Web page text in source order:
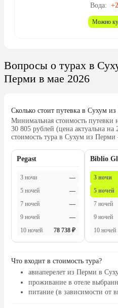
Вода:
Можно
Вопросы о турах в
Перми в мае 2026
Сколько стоит путевка в Сухум
Минимальная стоимость
30 805 рублей (цена актуальна
стоимость тура в Сухум из
Pegast
3 ночи
—
5 ночей
—
7 ночей
—
9 ночей
—
10 ночей
78 738 ₽
Biblio
3 ночи
5 ночей
7 ночей
9 ночей
10 ночей
Что входит в стоимость тура?
авиаперелет из Перми в
проживание в отеле
питание (в зависимости от